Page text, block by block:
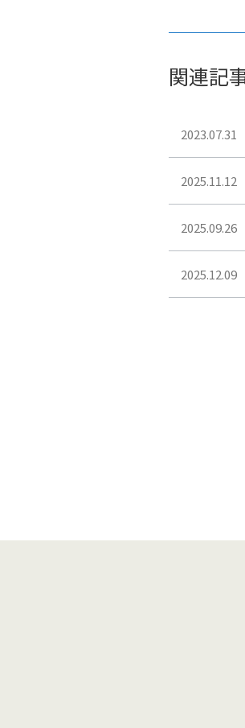
関連記
2023.07.31
2025.11.12
2025.09.26
2025.12.09